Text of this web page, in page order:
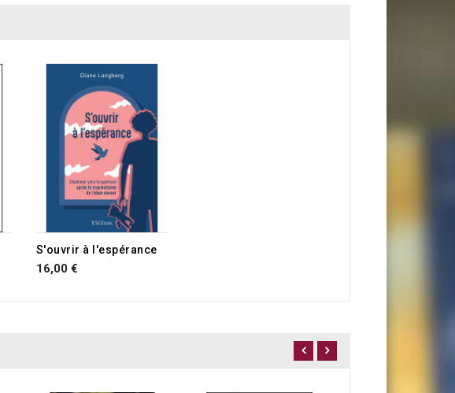
S'ouvrir à l'espérance
16,00 €